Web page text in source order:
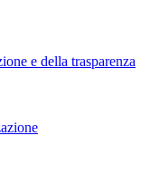
e della trasparenza